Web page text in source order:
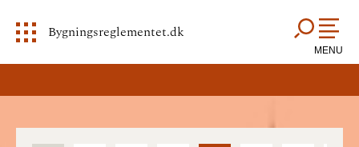
Bygningsreglementet.dk
MENU